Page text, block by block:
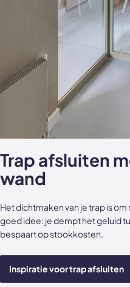
Trap afsluiten
wand
Het dichtmaken van je trap is
goed idee: je dempt het geluid
bespaart op stookkosten.
Inspiratie voor trap afsluiten